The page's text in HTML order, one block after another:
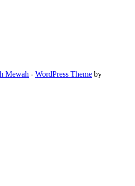
Mewah - WordPress Theme by